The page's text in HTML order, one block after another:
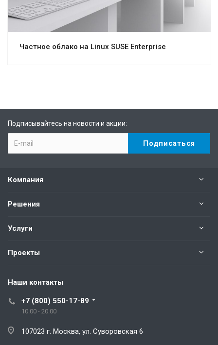
Частное облако на Linux SUSE Enterprise
Подписывайтесь на новости и акции:
Компания
Решения
Услуги
Проекты
Наши контакты
+7 (800) 550-17-89
10.00 - 20.00
107023 г. Москва, ул. Суворовская 6